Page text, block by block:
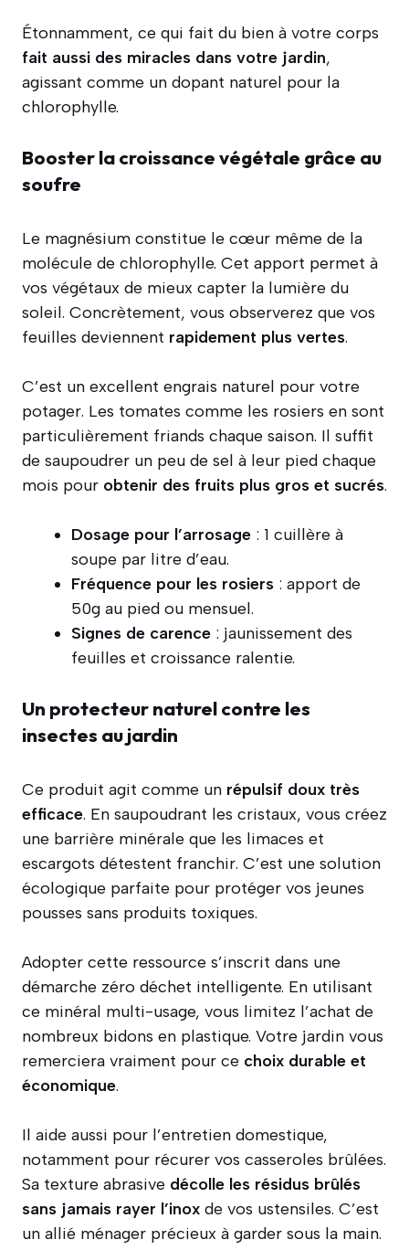
Étonnamment, ce qui fait du bien à votre corps
fait aussi des miracles dans votre jardin,
agissant comme un dopant naturel pour la
chlorophylle.
Booster la croissance végétale grâce au
soufre
Le magnésium constitue le cœur même de la
molécule de chlorophylle. Cet apport permet à
vos végétaux de mieux capter la lumière du
soleil. Concrètement, vous observerez que vos
feuilles deviennent rapidement plus vertes.
C’est un excellent engrais naturel pour votre
potager. Les tomates comme les rosiers en sont
particulièrement friands chaque saison. Il suffit
de saupoudrer un peu de sel à leur pied chaque
mois pour obtenir des fruits plus gros et sucrés.
Dosage pour l’arrosage : 1 cuillère à
soupe par litre d’eau.
Fréquence pour les rosiers : apport de
50g au pied ou mensuel.
Signes de carence : jaunissement des
feuilles et croissance ralentie.
Un protecteur naturel contre les
insectes au jardin
Ce produit agit comme un répulsif doux très
efficace. En saupoudrant les cristaux, vous créez
une barrière minérale que les limaces et
escargots détestent franchir. C’est une solution
écologique parfaite pour protéger vos jeunes
pousses sans produits toxiques.
Adopter cette ressource s’inscrit dans une
démarche zéro déchet intelligente. En utilisant
ce minéral multi-usage, vous limitez l’achat de
nombreux bidons en plastique. Votre jardin vous
remerciera vraiment pour ce choix durable et
économique.
Il aide aussi pour l’entretien domestique,
notamment pour récurer vos casseroles brûlées.
Sa texture abrasive décolle les résidus brûlés
sans jamais rayer l’inox de vos ustensiles. C’est
un allié ménager précieux à garder sous la main.